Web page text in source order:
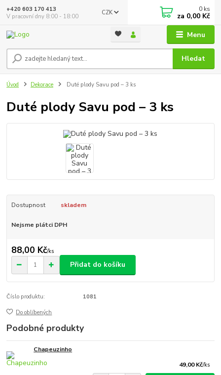
Menu
CZK
Hledat
+420 603 170 413
V pracovní dny 8:00 - 18:00
0 ks
za 0,00 Kč
Úvod Dekorace Duté plody Savu pod – 3 ks
Duté plody Savu pod – 3 ks
Dostupnost skladem
Nejsme plátci DPH
88,00 Kč/ks
Přidat do košíku
Číslo produktu: 1081
Do oblíbených
Podobné produkty
Chapeuzinho
49,00 Kč/ks